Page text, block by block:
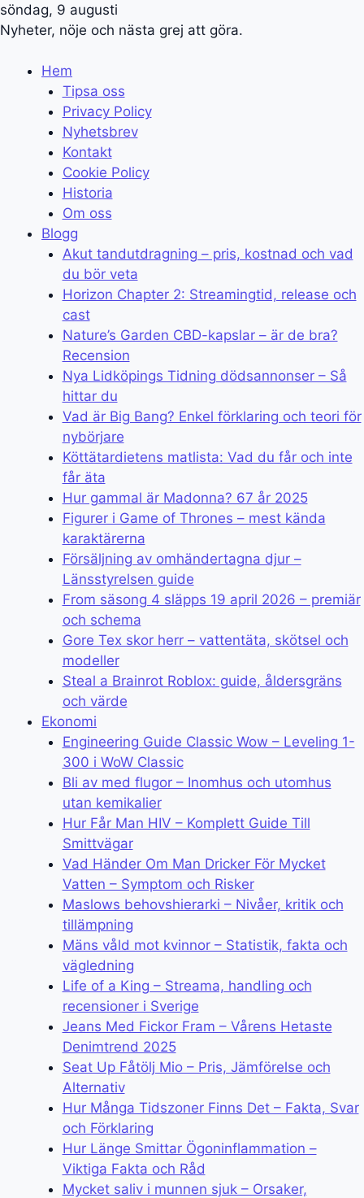
söndag, 9 augusti
Nyheter, nöje och nästa grej att göra.
Hem
Tipsa oss
Privacy Policy
Nyhetsbrev
Kontakt
Cookie Policy
Historia
Om oss
Blogg
Akut tandutdragning – pris, kostnad och vad
du bör veta
Horizon Chapter 2: Streamingtid, release och
cast
Nature’s Garden CBD-kapslar – är de bra?
Recension
Nya Lidköpings Tidning dödsannonser – Så
hittar du
Vad är Big Bang? Enkel förklaring och teori för
nybörjare
Köttätardietens matlista: Vad du får och inte
får äta
Hur gammal är Madonna? 67 år 2025
Figurer i Game of Thrones – mest kända
karaktärerna
Försäljning av omhändertagna djur –
Länsstyrelsen guide
From säsong 4 släpps 19 april 2026 – premiär
och schema
Gore Tex skor herr – vattentäta, skötsel och
modeller
Steal a Brainrot Roblox: guide, åldersgräns
och värde
Ekonomi
Engineering Guide Classic Wow – Leveling 1-
300 i WoW Classic
Bli av med flugor – Inomhus och utomhus
utan kemikalier
Hur Får Man HIV – Komplett Guide Till
Smittvägar
Vad Händer Om Man Dricker För Mycket
Vatten – Symptom och Risker
Maslows behovshierarki – Nivåer, kritik och
tillämpning
Mäns våld mot kvinnor – Statistik, fakta och
vägledning
Life of a King – Streama, handling och
recensioner i Sverige
Jeans Med Fickor Fram – Vårens Hetaste
Denimtrend 2025
Seat Up Fåtölj Mio – Pris, Jämförelse och
Alternativ
Hur Många Tidszoner Finns Det – Fakta, Svar
och Förklaring
Hur Länge Smittar Ögoninflammation –
Viktiga Fakta och Råd
Mycket saliv i munnen sjuk – Orsaker,